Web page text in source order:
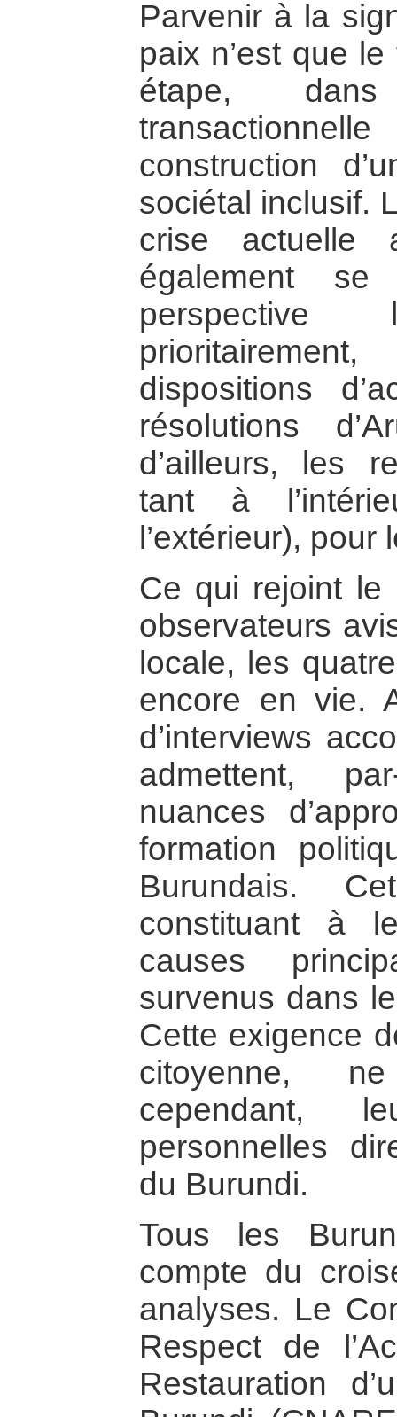
Parvenir à la
paix n’est que
étape,
construction
sociétal inclusif.
crise actuelle
également
dispositions
résolutions
d’ailleurs, les
tant à
l’extérieur),
Ce qui rejoint le
observateurs
locale, les
encore en vie.
d’interviews
admettent,
nuances
formation
Burundais.
constituant à
causes
survenus dans
Cette exigence
citoyenne,
cependant,
personnelles
du Burundi.
Tous les
compte du
analyses. Le
Respect de
Restauration